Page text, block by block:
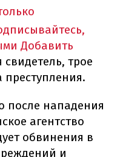
Добавить
трое
преступления.
после нападения
агентство
обвинения в
и